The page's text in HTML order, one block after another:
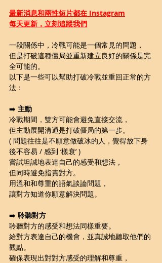
最新消息和兩性短片都在 Instagram
每天更新，立刻追蹤我們
一段關係中，冷戰可能是一個常見的問題，
但是打破這種僵局並重新建立良好的關係是完
全可能的。
以下是一些可以幫助打破冷戰並重回正常的方
法：
➡️ 主動
冷戰期間，雙方可能會避免直接交流，
但主動展開溝通是打破僵局的第一步。
( 問題往往是不願意做破冰的人，覺得放下身
後不容易 / 感到 ‘樣衰’ )
嘗試坦誠地表達自己的感受和想法，
但同時避免指責對方。
用溫和和尊重的語氣談論問題，
讓對方知道你願意解決問題。
➡️ 聆聽對方
聆聽對方的感受和想法同樣重要。
給對方表達自己的機會，並真誠地聽取他們的
觀點。
確保表現出對對方感受的理解和尊重，